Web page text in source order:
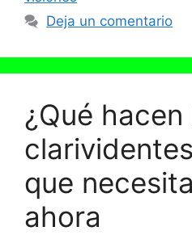
Deja un comentario
¿Qué hacen
que
ahora